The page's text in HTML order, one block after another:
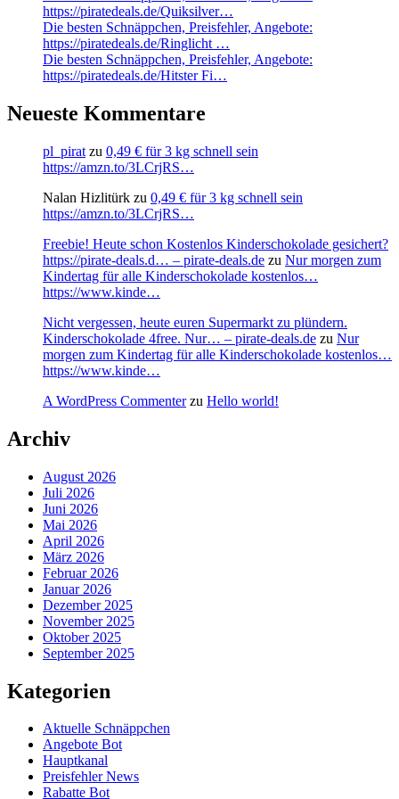
https://piratedeals.de/Quiksilver…
Die besten Schnäppchen, Preisfehler, Angebote:
https://piratedeals.de/Ringlicht …
Die besten Schnäppchen, Preisfehler, Angebote:
https://piratedeals.de/Hitster Fi…
Neueste Kommentare
pl_pirat zu 0,49 € für 3 kg schnell sein
https://amzn.to/3LCrjRS…
Nalan Hizlitürk zu 0,49 € für 3 kg schnell sein
https://amzn.to/3LCrjRS…
Freebie! Heute schon Kostenlos Kinderschokolade gesichert?
https://pirate-deals.d… – pirate-deals.de zu Nur morgen zum
Kindertag für alle Kinderschokolade kostenlos…
https://www.kinde…
Nicht vergessen, heute euren Supermarkt zu plündern.
Kinderschokolade 4free. Nur… – pirate-deals.de zu Nur
morgen zum Kindertag für alle Kinderschokolade kostenlos…
https://www.kinde…
A WordPress Commenterzu Hello world!
Archiv
August 2026
Juli 2026
Juni 2026
Mai 2026
April 2026
März 2026
Februar 2026
Januar 2026
Dezember 2025
November 2025
Oktober 2025
September 2025
Kategorien
Aktuelle Schnäppchen
Angebote Bot
Hauptkanal
Preisfehler News
Rabatte Bot